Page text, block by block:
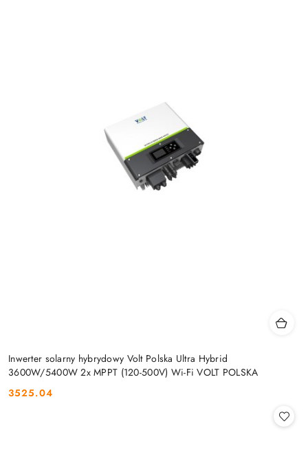
Inwerter solarny hybrydowy Volt Polska Ultra Hybrid
3600W/5400W 2x MPPT (120-500V) Wi-Fi VOLT POLSKA
Cena:
3525.04